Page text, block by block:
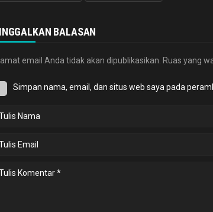
BALASAN
email Anda tidak akan dipublikasikan. Ruas yang
Simpan nama, email, dan situs web saya pada